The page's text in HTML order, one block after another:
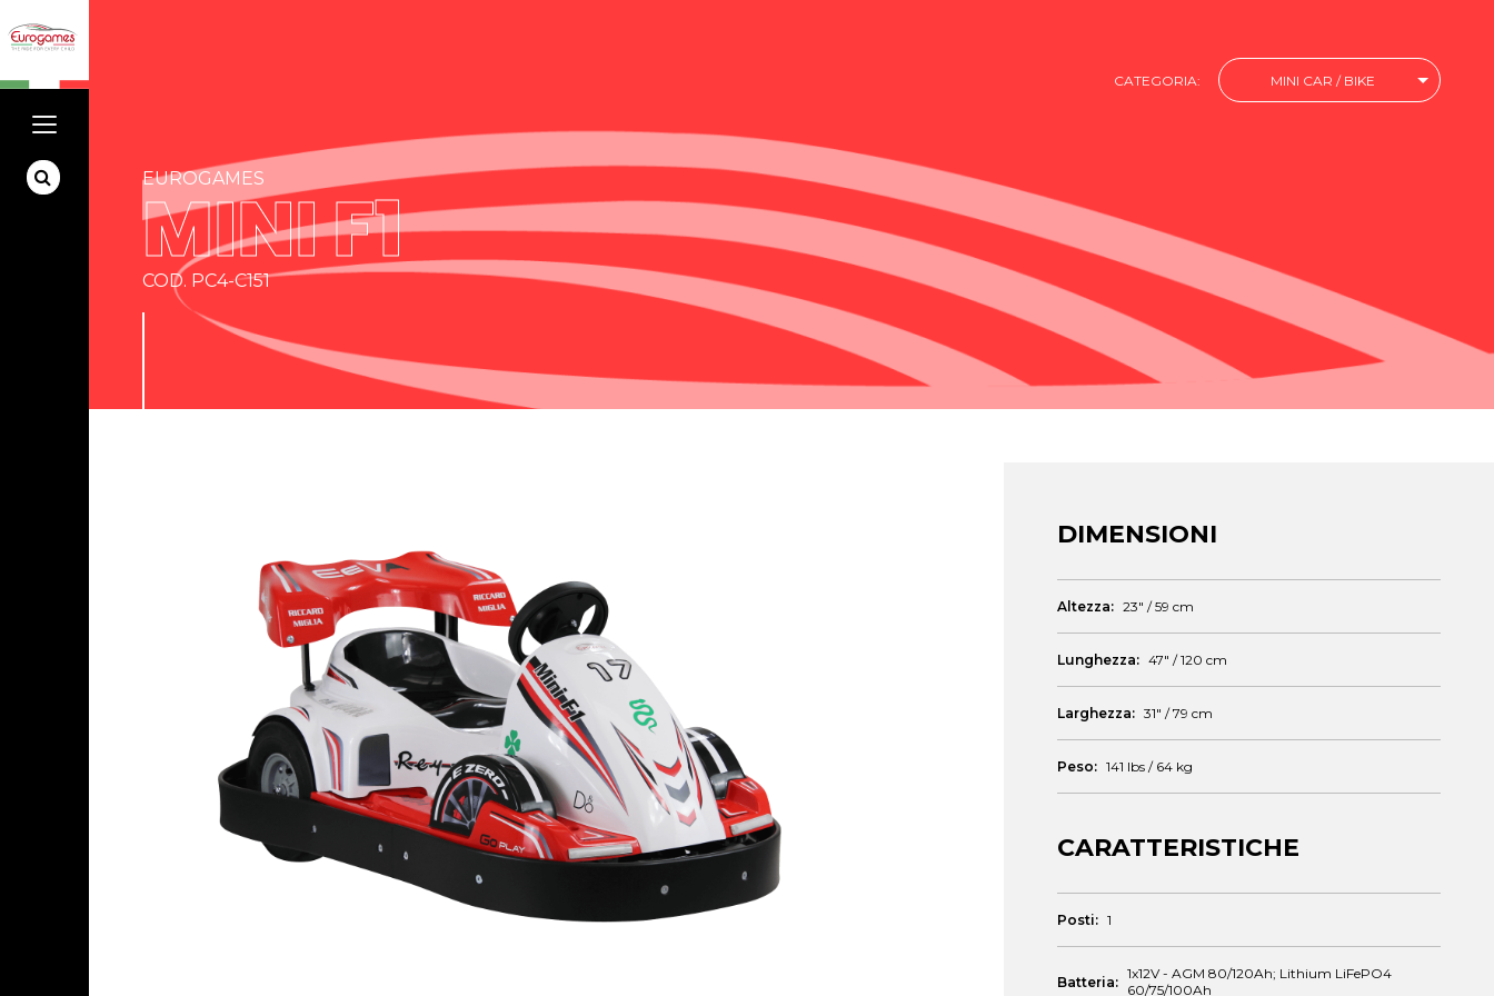
CATEGORIA: MINI CAR / BIKE
EUROGAMES
MINI F1
COD. PC4-C151
DIMENSIONI
Altezza: 23" / 59 cm
Lunghezza: 47" / 120 cm
Larghezza: 31" / 79 cm
Peso: 141 lbs / 64 kg
CARATTERISTICHE
Posti: 1
Batteria: 1x12V - AGM 80/120Ah; Lithium LiFePO4
60/75/100Ah